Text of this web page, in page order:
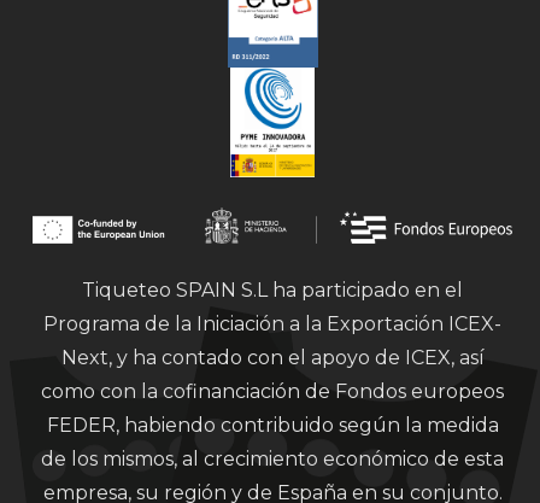
Tiqueteo SPAIN S.L ha participado en el
Programa de la Iniciación a la Exportación ICEX-
Next, y ha contado con el apoyo de ICEX, así
como con la cofinanciación de Fondos europeos
FEDER, habiendo contribuido según la medida
de los mismos, al crecimiento económico de esta
empresa, su región y de España en su conjunto.